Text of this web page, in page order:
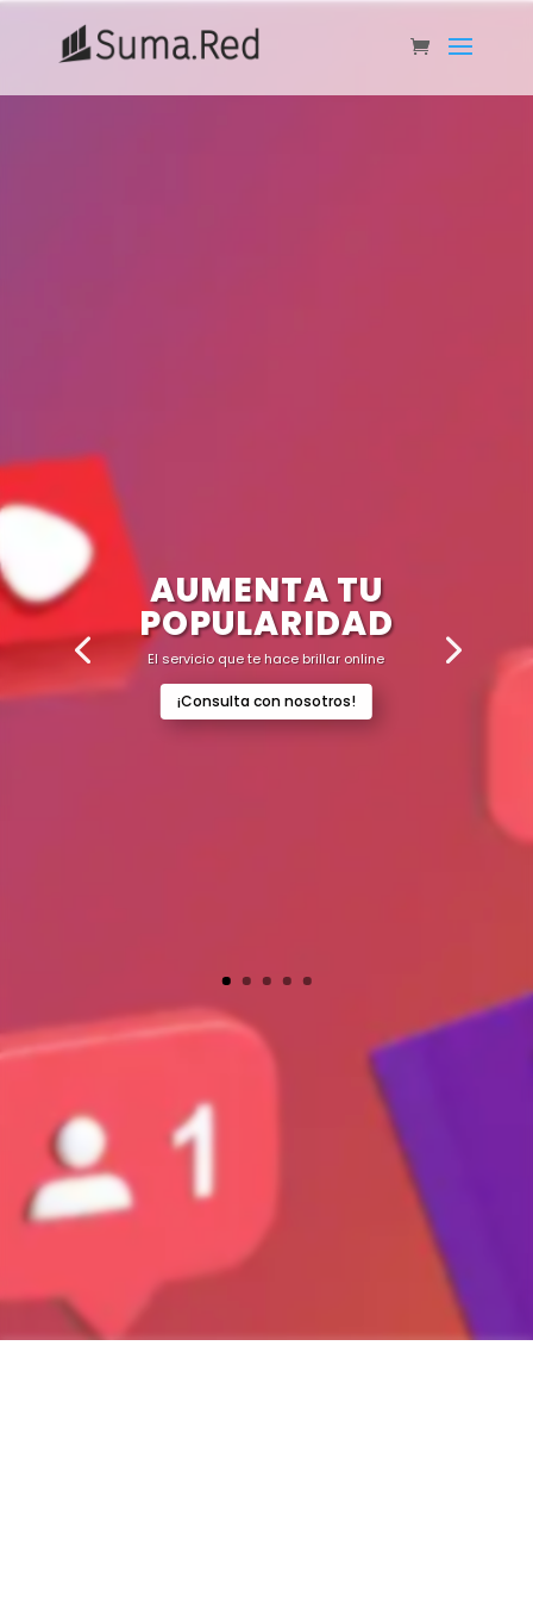
AUMENTA TU
POPULARIDAD
El servicio que te hace brillar online
¡Consulta con nosotros!